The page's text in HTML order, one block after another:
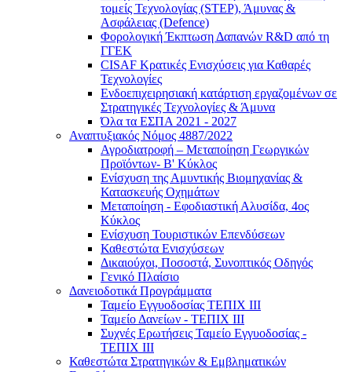
τομείς Τεχνολογίας (STEP), Άμυνας &
Ασφάλειας (Defence)
Φορολογική Έκπτωση Δαπανών R&D από τη
ΓΓΕΚ
CISAF Κρατικές Ενισχύσεις για Καθαρές
Τεχνολογίες
Ενδοεπιχειρησιακή κατάρτιση εργαζομένων σε
Στρατηγικές Τεχνολογίες & Άμυνα
Όλα τα ΕΣΠΑ 2021 - 2027
Αναπτυξιακός Νόμος 4887/2022
Αγροδιατροφή – Μεταποίηση Γεωργικών
Προϊόντων- Β' Κύκλος
Eνίσχυση της Αμυντικής Βιομηχανίας &
Κατασκευής Οχημάτων
Μεταποίηση - Εφοδιαστική Αλυσίδα, 4ος
Κύκλος
Ενίσχυση Τουριστικών Επενδύσεων
Καθεστώτα Ενισχύσεων
Δικαιούχοι, Ποσοστά, Συνοπτικός Οδηγός
Γενικό Πλαίσιο
Δανειοδοτικά Προγράμματα
Ταμείο Εγγυοδοσίας ΤΕΠΙΧ ΙΙΙ
Ταμείο Δανείων - ΤΕΠΙΧ ΙΙΙ
Συχνές Ερωτήσεις Ταμείο Εγγυοδοσίας -
ΤΕΠΙΧ ΙΙΙ
Καθεστώτα Στρατηγικών & Εμβληματικών